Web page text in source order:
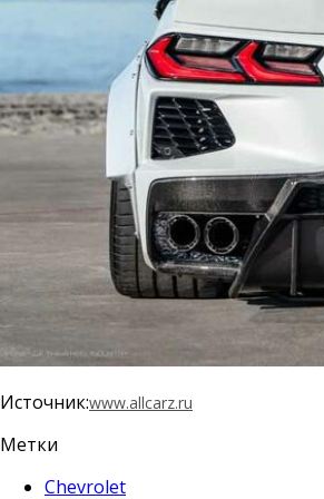
Источник:www.allcarz.ru
Метки
Chevrolet